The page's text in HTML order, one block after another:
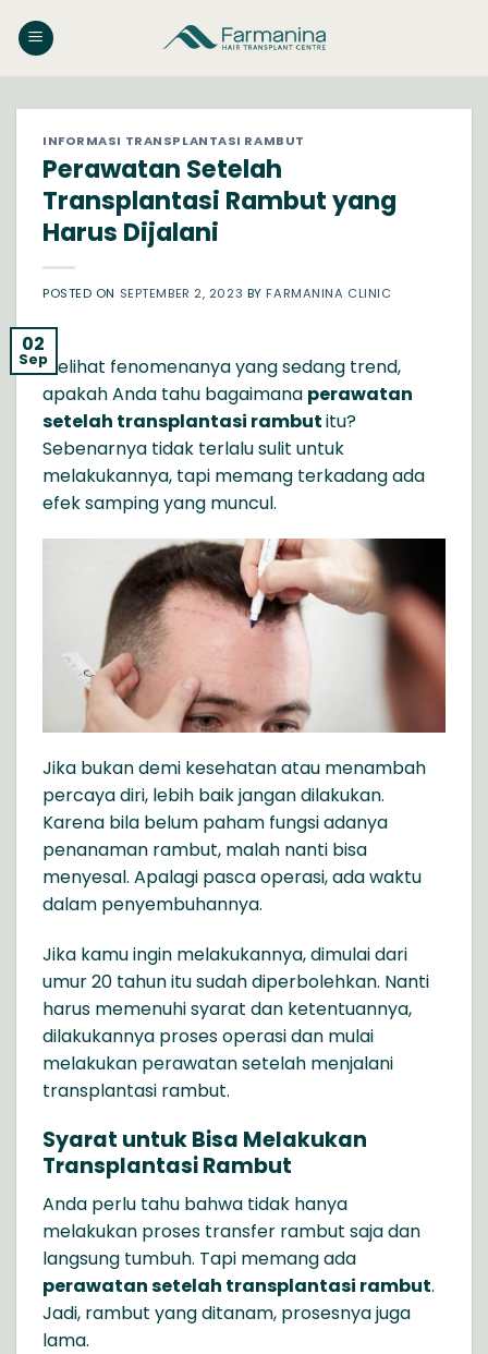
INFORMASI TRANSPLANTASI RAMBUT
Perawatan Setelah
Transplantasi Rambut yang
Harus Dijalani
POSTED ON SEPTEMBER 2, 2023 BY FARMANINA CLINIC
02
SepMelihat fenomenanya yang sedang trend,
apakah Anda tahu bagaimana perawatan
setelah transplantasi rambutitu?
Sebenarnya tidak terlalu sulit untuk
melakukannya, tapi memang terkadang ada
efek samping yang muncul.
Jika bukan demi kesehatan atau menambah
percaya diri, lebih baik jangan dilakukan.
Karena bila belum paham fungsi adanya
penanaman rambut, malah nanti bisa
menyesal. Apalagi pasca operasi, ada waktu
dalam penyembuhannya.
Jika kamu ingin melakukannya, dimulai dari
umur 20 tahun itu sudah diperbolehkan. Nanti
harus memenuhi syarat dan ketentuannya,
dilakukannya proses operasi dan mulai
melakukan perawatan setelah menjalani
transplantasi rambut.
Syarat untuk Bisa Melakukan
Transplantasi Rambut
Anda perlu tahu bahwa tidak hanya
melakukan proses transfer rambut saja dan
langsung tumbuh. Tapi memang ada
perawatan setelah transplantasi rambut.
Jadi, rambut yang ditanam, prosesnya juga
lama.